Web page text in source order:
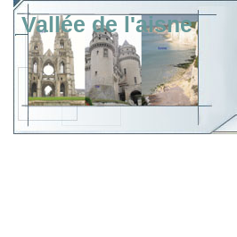
Vallée de l'aisne